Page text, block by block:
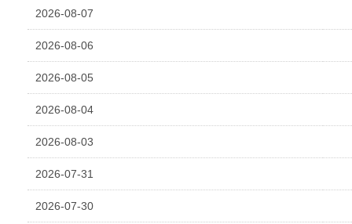
2026-08-07
2026-08-06
2026-08-05
2026-08-04
2026-08-03
2026-07-31
2026-07-30